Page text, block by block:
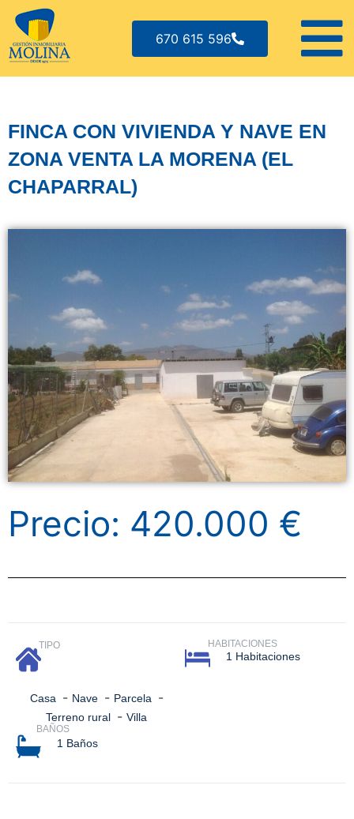
670 615 596
FINCA CON VIVIENDA Y NAVE EN
ZONA VENTA LA MORENA (EL
CHAPARRAL)
Precio: 420.000 €
Casa - Nave - Parcela -
Terreno rural - Villa
TIPO HABITACIONES
1 Habitaciones
BAÑOS
1 Baños